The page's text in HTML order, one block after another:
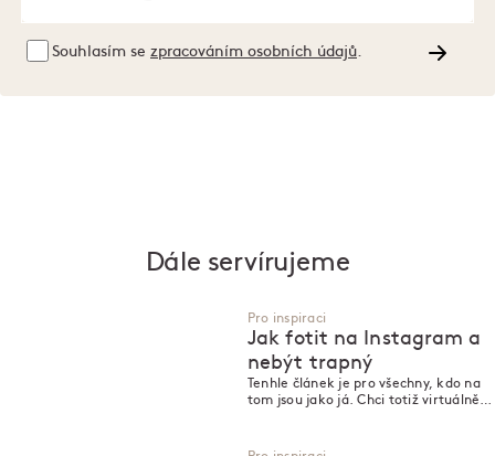
Souhlasím se zpracováním osobních údajů
Dále servírujeme
Pro inspiraci
Jak fotit na Instagram a
nebýt trapný
Tenhle článek je pro všechny, kdo na
tom jsou jako já. Chci totiž virtuálně